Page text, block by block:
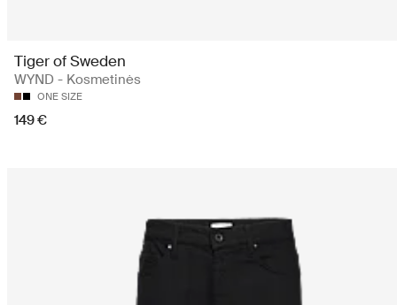
Tiger of Sweden
WYND - Kosmetinės
ONE SIZE
149 €